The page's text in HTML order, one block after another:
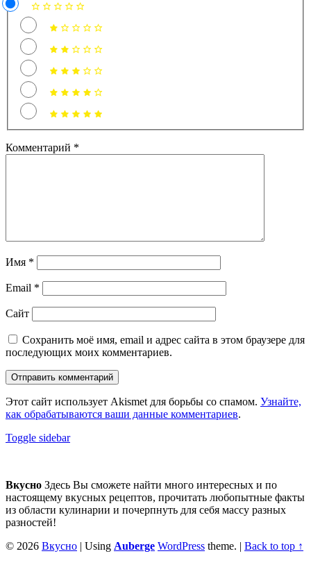
Комментарий *
Имя *
Email *
Сайт
Сохранить моё имя, email и адрес сайта в этом браузере для
последующих моих комментариев.
Этот сайт использует Akismet для борьбы со спамом. Узнайте,
как обрабатываются ваши данные комментариев.
Sidebar
Toggle sidebar
sidebar
Вкусно Здесь Вы сможете найти много интересных и по
настоящему вкусных рецептов, прочитать любопытные факты
из области кулинарии и почерпнуть для себя массу разных
разностей!
© 2026 Вкусно | Using Auberge WordPress theme. | Back to top ↑